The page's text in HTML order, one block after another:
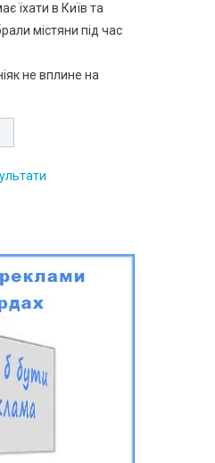
їхати в Київ та
містяни під час
не вплине на